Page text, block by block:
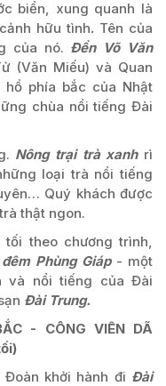
biển, xung quanh là
hữu tình. Tên của
của nó. Đền Võ Văn
(Văn Miếu) và Quan
hồ phía bắc của Nhật
chùa nổi tiếng Đài
Nông trại trà xanhrì
loại trà nổi tiếng
Quý khách được
thật ngon.
theo chương trình,
Phùng Giáp- một
và nổi tiếng của Đài
Đài Trung.
- CÔNG VIÊN DÃ
)
khởi hành đi Đài